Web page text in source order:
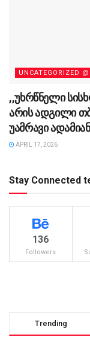
UNCATEGORIZED
,,უხრწნელი
არის ადგილი
უამრავი
APRIL 17, 2026
Stay Connected
136
Followers
Trending